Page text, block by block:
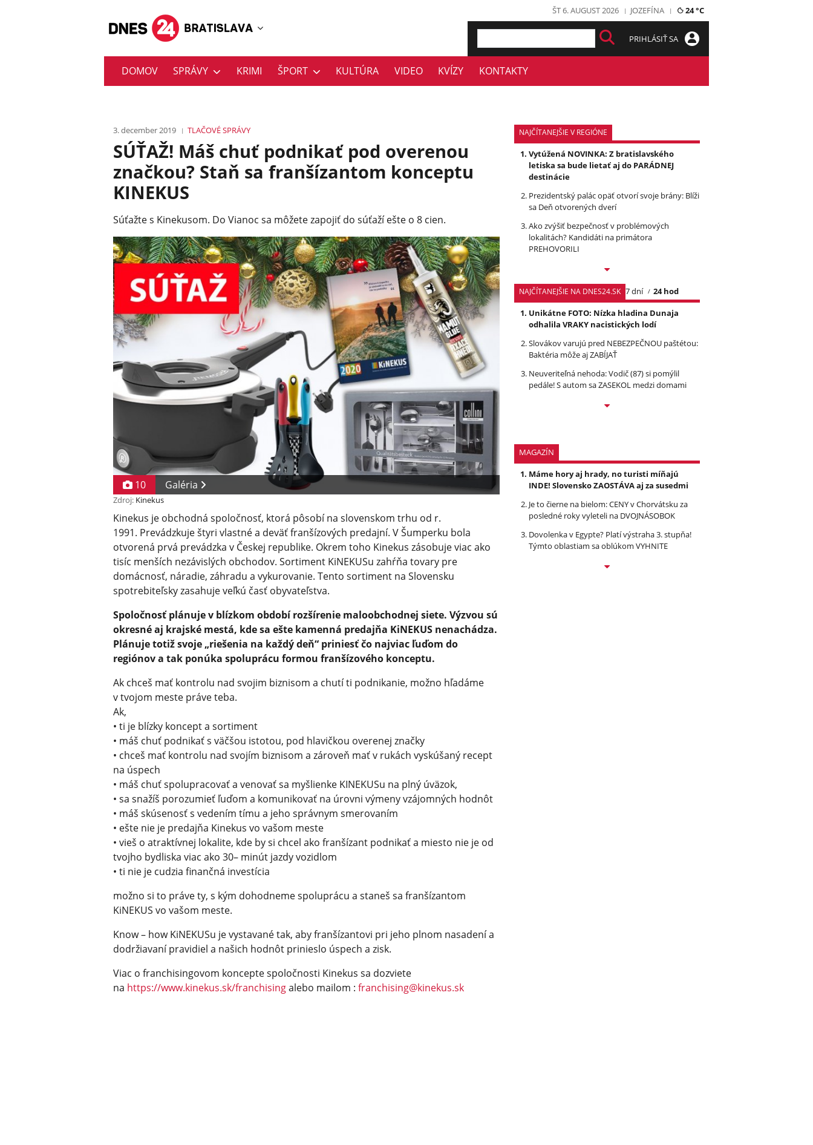
ŠT 6. AUGUST 2026 JOZEFÍNA 24 °C
PRIHLÁSIŤ SA
DOMOV SPRÁVY KRIMI ŠPORT KULTÚRA VIDEO KVÍZY KONTAKTY
3. december 2019 TLAČOVÉ SPRÁVY
SÚŤAŽ! Máš chuť podnikať pod overenou
značkou? Staň sa franšízantom konceptu
KINEKUS
Súťažte s Kinekusom. Do Vianoc sa môžete zapojiť do súťaží ešte o 8 cien.
10 Galéria
Zdroj: Kinekus
Kinekus je obchodná spoločnosť, ktorá pôsobí na slovenskom trhu od r.
1991. Prevádzkuje štyri vlastné a deväť franšízových predajní. V Šumperku bola
otvorená prvá prevádzka v Českej republike. Okrem toho Kinekus zásobuje viac ako
tisíc menších nezávislých obchodov. Sortiment KiNEKUSu zahŕňa tovary pre
domácnosť, náradie, záhradu a vykurovanie. Tento sortiment na Slovensku
spotrebiteľsky zasahuje veľkú časť obyvateľstva.
Spoločnosť plánuje v blízkom období rozšírenie maloobchodnej siete. Výzvou sú
okresné aj krajské mestá, kde sa ešte kamenná predajňa KiNEKUS nenachádza.
Plánuje totiž svoje „riešenia na každý deň“ priniesť čo najviac ľuďom do
regiónov a tak ponúka spoluprácu formou franšízového konceptu.
Ak chceš mať kontrolu nad svojim biznisom a chutí ti podnikanie, možno hľadáme
v tvojom meste práve teba.
Ak,
• ti je blízky koncept a sortiment
• máš chuť podnikať s väčšou istotou, pod hlavičkou overenej značky
• chceš mať kontrolu nad svojím biznisom a zároveň mať v rukách vyskúšaný recept
na úspech
• máš chuť spolupracovať a venovať sa myšlienke KINEKUSu na plný úväzok,
• sa snažíš porozumieť ľuďom a komunikovať na úrovni výmeny vzájomných hodnôt
• máš skúsenosť s vedením tímu a jeho správnym smerovaním
• ešte nie je predajňa Kinekus vo vašom meste
• vieš o atraktívnej lokalite, kde by si chcel ako franšízant podnikať a miesto nie je od
tvojho bydliska viac ako 30– minút jazdy vozidlom
• ti nie je cudzia finančná investícia
možno si to práve ty, s kým dohodneme spoluprácu a staneš sa franšízantom
KiNEKUS vo vašom meste.
Know – how KiNEKUSu je vystavané tak, aby franšízantovi pri jeho plnom nasadení a
dodržiavaní pravidiel a našich hodnôt prinieslo úspech a zisk.
Viac o franchisingovom koncepte spoločnosti Kinekus sa dozviete
na https://www.kinekus.sk/franchisingalebo mailom : franchising@kinekus.sk
NAJČÍTANEJŠIE V REGIÓNE
Vytúžená NOVINKA: Z bratislavského
letiska sa bude lietať aj do PARÁDNEJ
destinácie
Prezidentský palác opäť otvorí svoje brány: Blíži
sa Deň otvorených dverí
Ako zvýšiť bezpečnosť v problémových
lokalitách? Kandidáti na primátora
PREHOVORILI
NAJČÍTANEJŠIE NA DNES24.SK 7 dní
24 hod
Unikátne FOTO: Nízka hladina Dunaja
odhalila VRAKY nacistických lodí
Slovákov varujú pred NEBEZPEČNOU paštétou:
Baktéria môže aj ZABÍJAŤ
Neuveriteľná nehoda: Vodič (87) si pomýlil
pedále! S autom sa ZASEKOL medzi domami
MAGAZÍN
Máme hory aj hrady, no turisti míňajú
INDE! Slovensko ZAOSTÁVA aj za susedmi
Je to čierne na bielom: CENY v Chorvátsku za
posledné roky vyleteli na DVOJNÁSOBOK
Dovolenka v Egypte? Platí výstraha 3. stupňa!
Týmto oblastiam sa oblúkom VYHNITE